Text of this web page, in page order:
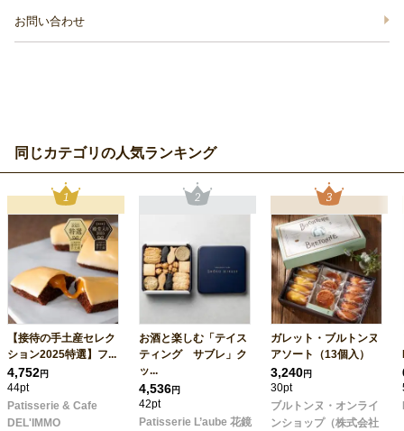
お問い合わせ
同じカテゴリの人気ランキング
【接待の手土産セレク
ション2025特選】フ...
4,752円
44pt
Patisserie & Cafe
DEL'IMMO
お酒と楽しむ「テイス
ティング サブレ」ク
ッ...
4,536円
42pt
Patisserie L’aube 花鏡
ガレット・ブルトンヌ
アソート（13個入）
3,240円
30pt
ブルトンヌ・オンライ
ンショップ（株式会社